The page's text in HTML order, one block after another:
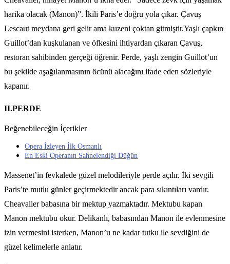
harika olacak (Manon)”. İkili Paris’e doğru yola çıkar. Çavuş
Lescaut meydana geri gelir ama kuzeni çoktan gitmiştir.Yaşlı çapkın
Guillot’dan kuşkulanan ve öfkesini ihtiyardan çıkaran Çavuş,
restoran sahibinden gerçeği öğrenir. Perde, yaşlı zengin Guillot’un
bu şekilde aşağılanmasının öcünü alacağını ifade eden sözleriyle
kapanır.
II.PERDE
Beğenebileceğin İçerikler
Opera İzleyen İlk Osmanlı
En Eski Operanın Sahnelendiği Düğün
Massenet’in fevkalede güzel melodileriyle perde açılır. İki sevgili
Paris’te mutlu günler geçirmektedir ancak para sıkıntıları vardır.
Cheavalier babasına bir mektup yazmaktadır. Mektubu kapan
Manon mektubu okur. Delikanlı, babasından Manon ile evlenmesine
izin vermesini isterken, Manon’u ne kadar tutku ile sevdiğini de
güzel kelimelerle anlatır.